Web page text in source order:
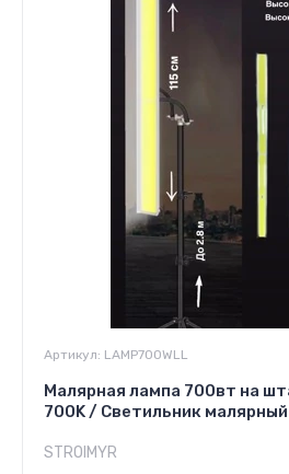
Артикул: LAMP700WLL
Малярная лампа 700вт на
700K / Светильник
STROIMYR